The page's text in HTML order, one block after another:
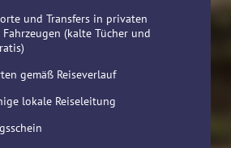
und Transfers in privaten
(kalte Tücher und
gemäß Reiseverlauf
lokale Reiseleitung